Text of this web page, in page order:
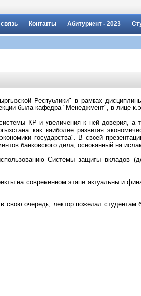
Контакты Абитуриент - 2023
Республики" в рамках
была кафедра "Менеджмент", в лице
КР и увеличения к ней доверия, а
как наиболее развитая
государства". В своей
банковского дела, основанный на
Системы защиты вкладов
на современном этапе актуальны и
свою очередь, лектор пожелал